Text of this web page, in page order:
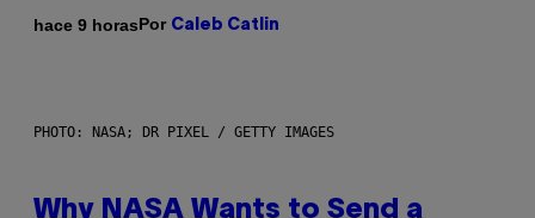
hace 9 horasPor Caleb Catlin
PHOTO: NASA; DR PIXEL / GETTY IMAGES
Why NASA Wants to Send a